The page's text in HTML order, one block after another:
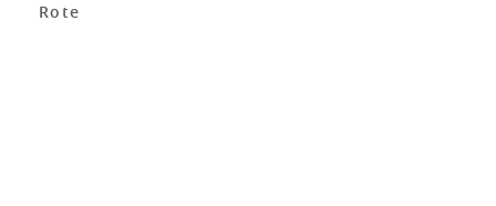
Rote